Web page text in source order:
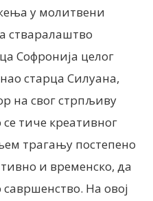
у молитвени
стваралаштво
Софронија целог
старца Силуана,
на свог стрпљиву
тиче креативног
трагању постепено
и временско, да
На овој